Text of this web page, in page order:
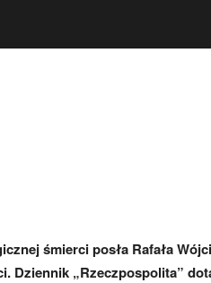
śmierci posła Rafała
Dziennik „Rzeczpospolita”